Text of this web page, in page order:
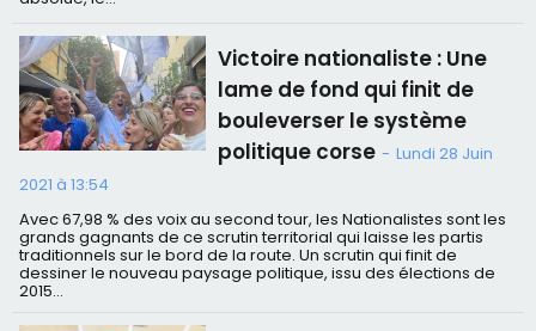
Victoire nationaliste : Une
lame de fond qui finit de
bouleverser le système
politique corse - Lundi 28 Juin
2021 à 13:54
Avec 67,98 % des voix au second tour, les Nationalistes sont les
grands gagnants de ce scrutin territorial qui laisse les partis
traditionnels sur le bord de la route. Un scrutin qui finit de
dessiner le nouveau paysage politique, issu des élections de
2015...